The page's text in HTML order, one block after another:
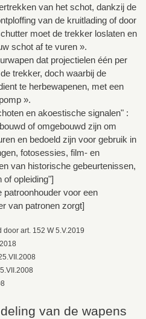
van het schot, dankzij de
van de kruitlading of door
moet de trekker loslaten en
schot af te vuren ».
dat projectielen één per
trekker, doch waarbij de
te herbewapenen, met een
».
en akoestische signalen" :
of omgebouwd zijn om
en bedoeld zijn voor gebruik in
fotosessies, film- en
van historische gebeurtenissen,
of opleiding"]
patroonhouder voor een
van patronen zorgt]
door art. 152 W 5.V.2019
van de wapens